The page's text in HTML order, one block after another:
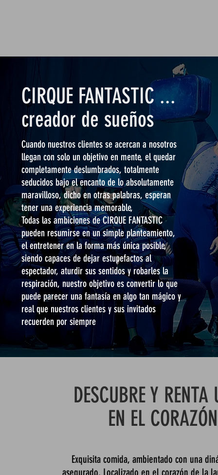
CIRQUE FANTASTIC ...
creador de sueños
Cuando nuestros clientes se acercan a nosotros
llegan con solo un objetivo en mente, el quedar
completamente deslumbrados, totalmente
seducidos bajo el encanto de lo absolutamente
maravilloso, dicho en otras palabras, esperan
tener una experiencia memorable,
Todas las ambiciones de CIRQUE FANTASTIC
pueden resumirse en un simple planteamiento,
el entretener en la forma más única posible,
siendo capaces de dejar estupefactos al
espectador, aturdir sus sentidos y robarles la
respiración, nuestro objetivo es convertir lo que
puede parecer una fantasía en algo tan mágico y
real que nuestros clientes y sus invitados
recuerden por siempre
DESCUBRE Y
EN EL
Exquisita comida, ambientado con una
asegurado, Localizado en el corazón de la